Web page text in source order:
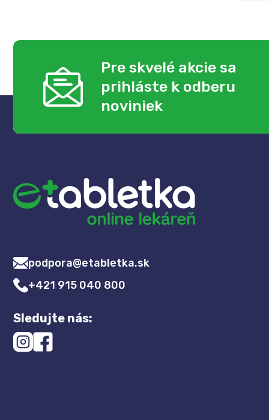
Pre skvelé akcie sa
prihláste k odberu
noviniek
podpora@etabletka.sk
+421 915 040 800
Sledujte nás: